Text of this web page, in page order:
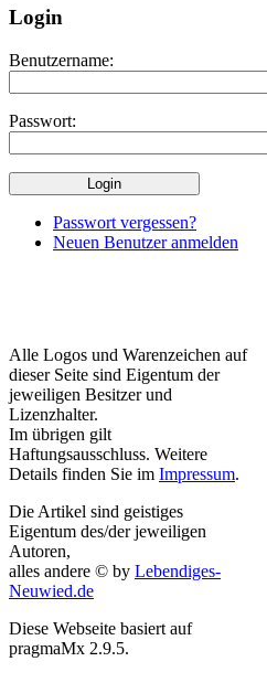
Login
Benutzername:
Passwort:
Passwort vergessen?
Neuen Benutzer anmelden
Alle Logos und Warenzeichen auf
dieser Seite sind Eigentum der
jeweiligen Besitzer und
Lizenzhalter.
Im übrigen gilt
Haftungsausschluss. Weitere
Details finden Sie im Impressum.
Die Artikel sind geistiges
Eigentum des/der jeweiligen
Autoren,
alles andere © by Lebendiges-
Neuwied.de
Diese Webseite basiert auf
pragmaMx 2.9.5.